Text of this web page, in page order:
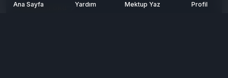
Ana Sayfa Yardım Mektup Yaz Profil
Devamını oku